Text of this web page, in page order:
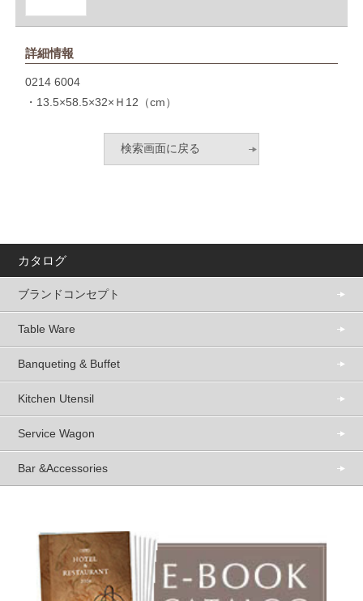
詳細情報
0214 6004
・13.5×58.5×32×Ｈ12（cm）
カタログ
ブランドコンセプト
Table Ware
Banqueting & Buffet
Kitchen Utensil
Service Wagon
Bar &Accessories